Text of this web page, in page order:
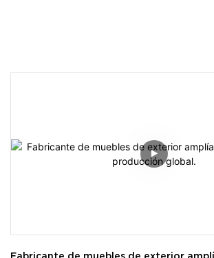
Fabricante de muebles de exterior